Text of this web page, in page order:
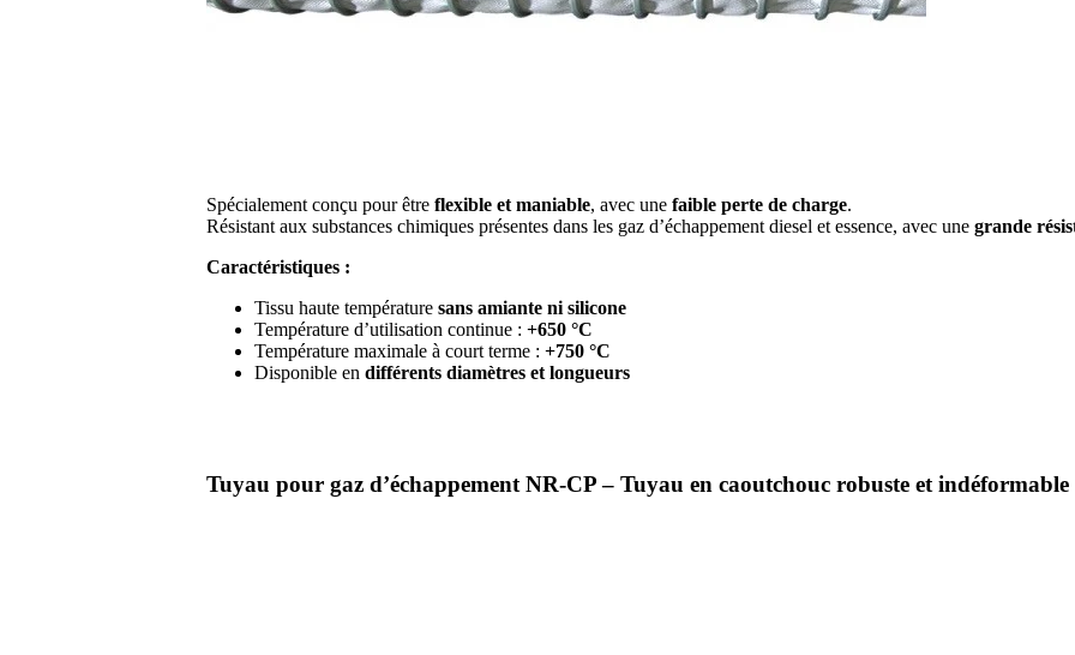
Spécialement conçu pour être flexible et maniable, avec une faible perte de charge.
Résistant aux substances chimiques présentes dans les gaz d’échappement diesel et essence, avec une grande
Caractéristiques :
Tissu haute température sans amiante ni silicone
Température d’utilisation continue : +650 °C
Température maximale à court terme : +750 °C
Disponible en différents diamètres et longueurs
Tuyau pour gaz d’échappement NR-CP – Tuyau en caoutchouc robuste et indéformable